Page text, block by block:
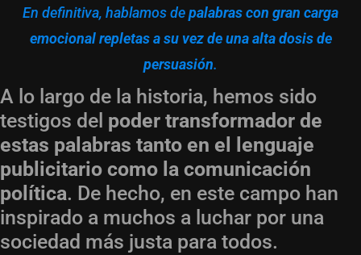
En definitiva, hablamos depalabras con gran carga
emocional repletas a su vez de una alta dosis de
persuasión.
A lo largo de la historia, hemos sido
testigos del poder transformador de
estas palabras tanto en el lenguaje
publicitario como la comunicación
política. De hecho, en este campo han
inspirado a muchos a luchar por una
sociedad más justa para todos.